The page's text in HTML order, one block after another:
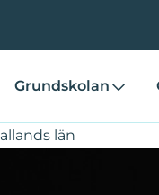
Grundskolan
län